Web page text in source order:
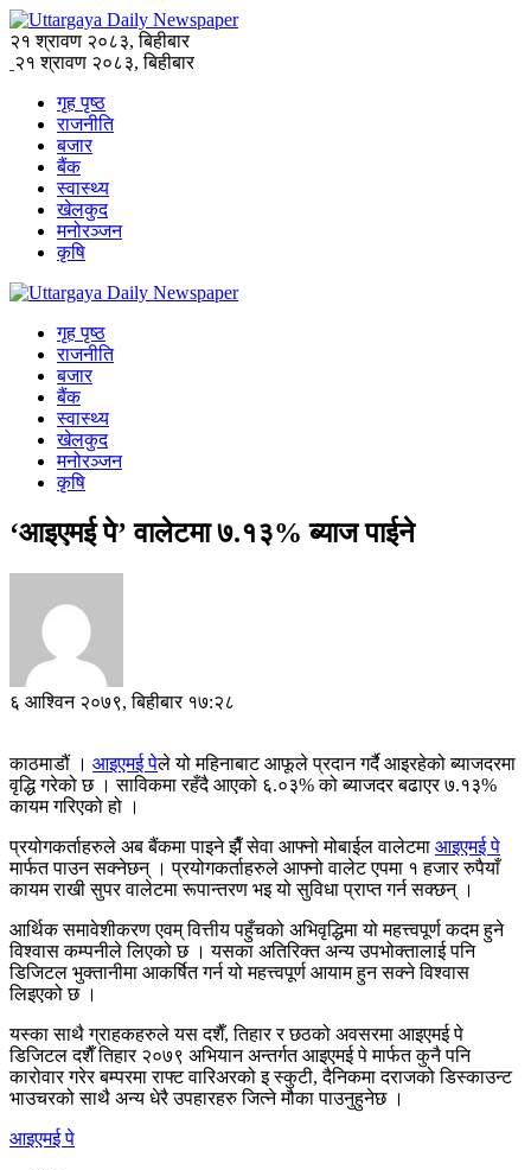
२१ श्रावण २०८३, बिहीबार
२१ श्रावण २०८३, बिहीबार
गृह पृष्ठ
राजनीति
बजार
बैंक
स्वास्थ्य
खेलकुद
मनोरञ्जन
कृषि
गृह पृष्ठ
राजनीति
बजार
बैंक
स्वास्थ्य
खेलकुद
मनोरञ्जन
कृषि
‘आइएमई पे’ वालेटमा ७.१३% ब्याज पाईने
६ आश्विन २०७९, बिहीबार १७:२८
काठमाडौं । आइएमई पेले यो महिनाबाट आफूले प्रदान गर्दै आइरहेको ब्याजदरमा
वृद्धि गरेको छ । साविकमा रहँदै आएको ६.०३% को ब्याजदर बढाएर ७.१३%
कायम गरिएको हो ।
प्रयोगकर्ताहरुले अब बैंकमा पाइने झैँ सेवा आफ्नो मोबाईल वालेटमा आइएमई पे
मार्फत पाउन सक्नेछन् । प्रयोगकर्ताहरुले आफ्नो वालेट एपमा १ हजार रुपैयाँ
कायम राखी सुपर वालेटमा रूपान्तरण भइ यो सुविधा प्राप्त गर्न सक्छन् ।
आर्थिक समावेशीकरण एवम् वित्तीय पहुँचको अभिवृद्धिमा यो महत्त्वपूर्ण कदम हुने
विश्वास कम्पनीले लिएको छ । यसका अतिरिक्त अन्य उपभोक्तालाई पनि
डिजिटल भुक्तानीमा आकर्षित गर्न यो महत्त्वपूर्ण आयाम हुन सक्ने विश्वास
लिइएको छ ।
यस्का साथै ग्राहकहरुले यस दशैँ, तिहार र छठको अवसरमा आइएमई पे
डिजिटल दशैँ तिहार २०७९ अभियान अन्तर्गत आइएमई पे मार्फत कुनै पनि
कारोवार गरेर बम्परमा राफ्ट वारिअरको इ स्कुटी, दैनिकमा दराजको डिस्काउन्ट
भाउचरको साथै अन्य धेरै उपहारहरु जित्ने मौका पाउनुहुनेछ ।
आइएमई पे